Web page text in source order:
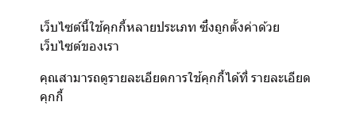
เว็บไซต์นี้ใช้คุกกี้หลายประเภท ซึ่งถูกตั้งค่าด้วย
เว็บไซต์ของเรา
คุณสามารถดูรายละเอียดการใช้คุกกี้ได้ที่รายละเอียด
คุกกี้